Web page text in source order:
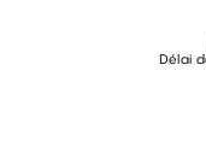
Délai